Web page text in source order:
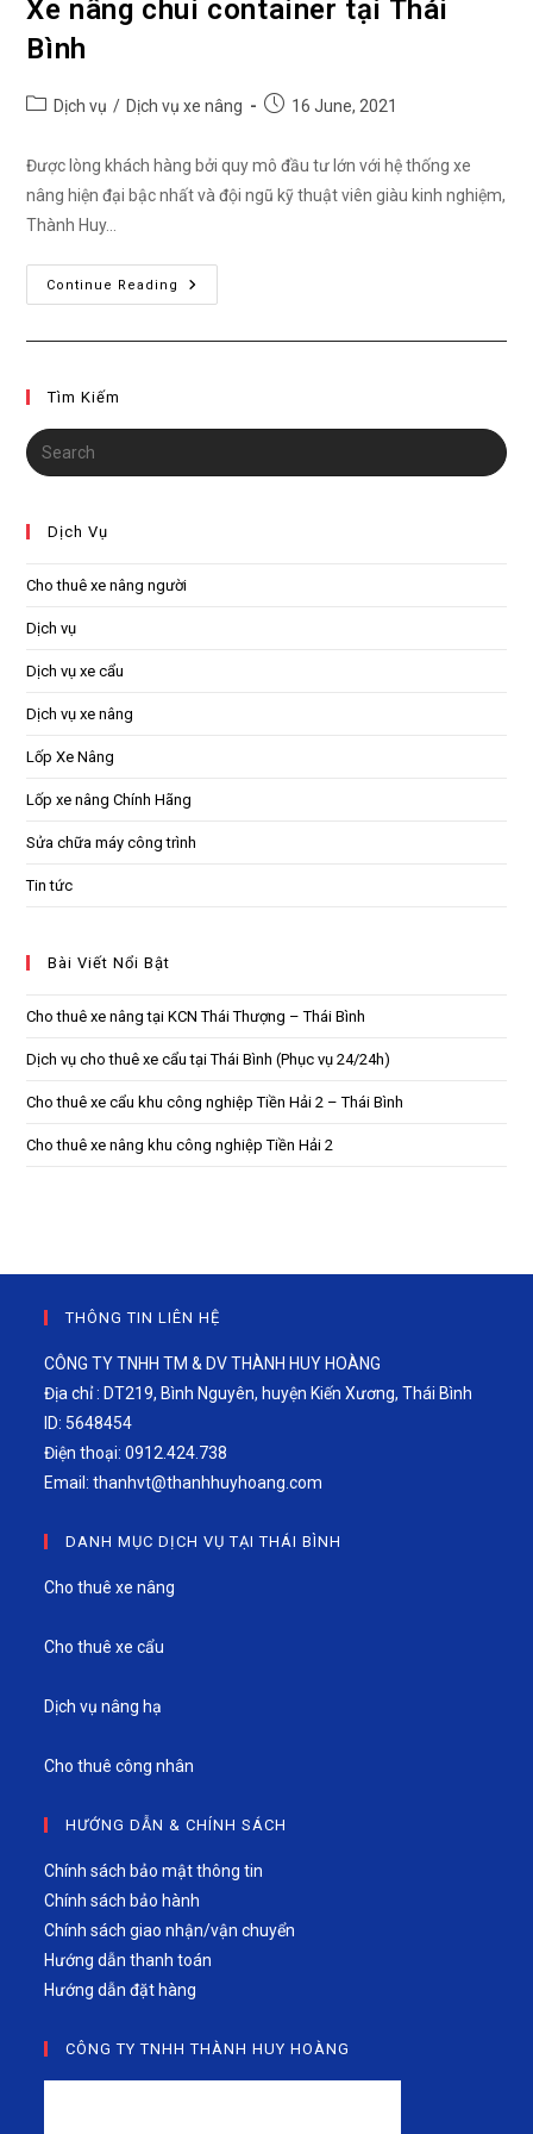
Xe nâng chui container tại Thái
Bình
PostDịch vụ / Dịch vụ xe nâng
Post16 June, 2021
Được lòng khách hàng bởi quy mô đầu tư lớn với hệ thống xe
nâng hiện đại bậc nhất và đội ngũ kỹ thuật viên giàu kinh nghiệm,
Thành Huy…
Continue Reading
Xe
Nâng
Tìm Kiếm
Dịch Vụ
Cho thuê xe nâng người
Dịch vụ
Dịch vụ xe cẩu
Dịch vụ xe nâng
Lốp Xe Nâng
Lốp xe nâng Chính Hãng
Sửa chữa máy công trình
Tin tức
Bài Viết Nổi Bật
Cho thuê xe nâng tại KCN Thái Thượng – Thái Bình
Dịch vụ cho thuê xe cẩu tại Thái Bình (Phục vụ 24/24h)
Cho thuê xe cẩu khu công nghiệp Tiền Hải 2 – Thái Bình
Cho thuê xe nâng khu công nghiệp Tiền Hải 2
THÔNG TIN LIÊN HỆ
CÔNG TY TNHH TM & DV THÀNH HUY HOÀNG
Địa chỉ : DT219, Bình Nguyên, huyện Kiến Xương, Thái Bình
ID: 5648454
Điện thoại: 0912.424.738
Email:thanhvt@thanhhuyhoang.com
DANH MỤC DỊCH VỤ TẠI THÁI BÌNH
Cho thuê xe nâng
Cho thuê xe cẩu
Dịch vụ nâng hạ
Cho thuê công nhân
HƯỚNG DẪN & CHÍNH SÁCH
Chính sách bảo mật thông tin
Chính sách bảo hành
Chính sách giao nhận/vận chuyển
Hướng dẫn thanh toán
Hướng dẫn đặt hàng
CÔNG TY TNHH THÀNH HUY HOÀNG